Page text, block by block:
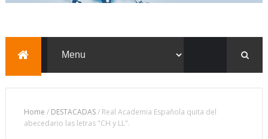
Home / DESTACADAS/ Real Academia Española quita del
abecedario las letras "CH y LL".